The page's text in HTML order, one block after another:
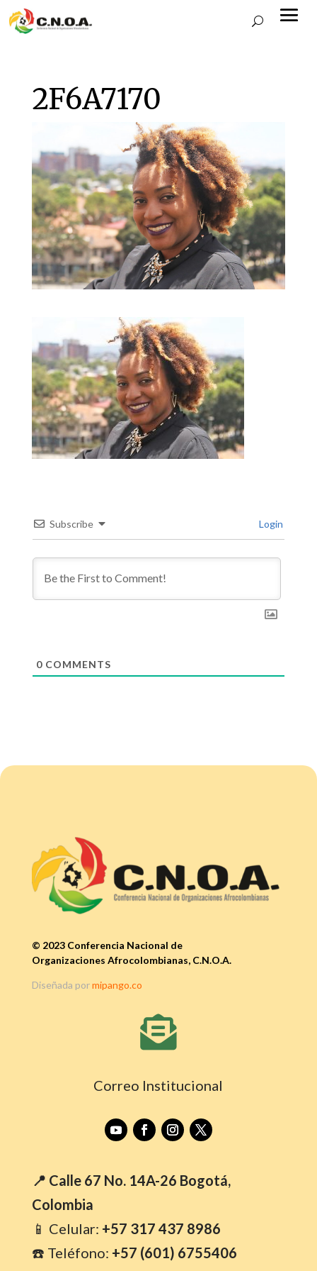
2F6A7170
Subscribe Login
0COMMENTS
© 2023 Conferencia Nacional de
Organizaciones Afrocolombianas, C.N.O.A.
Diseñada pormipango.co

Correo Institucional
📍 Calle 67 No. 14A-26 Bogotá,
Colombia
📱 Celular: +57 317 437 8986
☎️ Teléfono: +57 (601) 6755406